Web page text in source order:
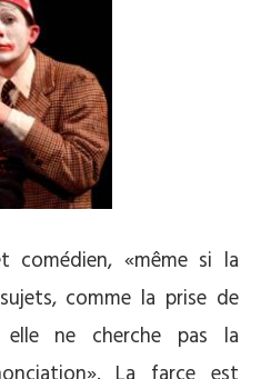
«même si la
comme la prise de
ne cherche pas la